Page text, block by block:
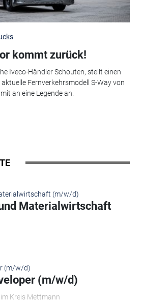
kommt zurück!
Iveco-Händler Schouten, stellt einen
Fernverkehrsmodell S-Way von
an eine Legende an.
Materialwirtschaft
(m/w/d)
Kreis Mettmann